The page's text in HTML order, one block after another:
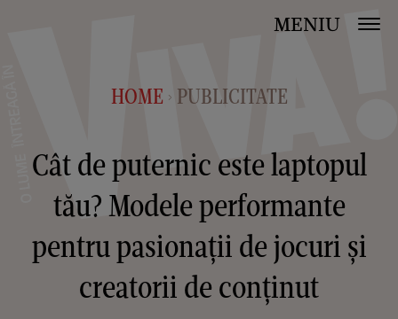
MENIU
HOME > PUBLICITATE
Cât de puternic este laptopul
tău? Modele performante
pentru pasionații de jocuri și
creatorii de conținut